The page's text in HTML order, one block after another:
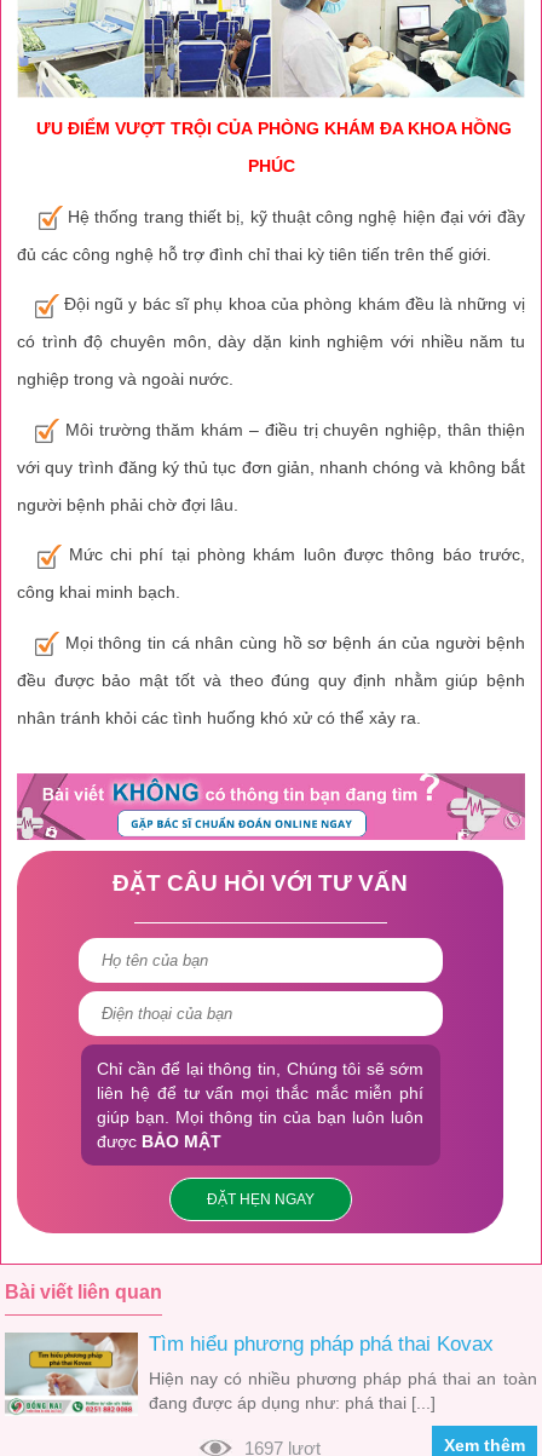
ƯU ĐIỂM VƯỢT TRỘI CỦA PHÒNG KHÁM ĐA KHOA HỒNG
PHÚC
Hệ thống trang thiết bị, kỹ thuật công nghệ hiện đại với đầy
đủ các công nghệ hỗ trợ đình chỉ thai kỳ tiên tiến trên thế giới.
Đội ngũ y bác sĩ phụ khoa của phòng khám đều là những vị
có trình độ chuyên môn, dày dặn kinh nghiệm với nhiều năm tu
nghiệp trong và ngoài nước.
Môi trường thăm khám – điều trị chuyên nghiệp, thân thiện
với quy trình đăng ký thủ tục đơn giản, nhanh chóng và không bắt
người bệnh phải chờ đợi lâu.
Mức chi phí tại phòng khám luôn được thông báo trước,
công khai minh bạch.
Mọi thông tin cá nhân cùng hồ sơ bệnh án của người bệnh
đều được bảo mật tốt và theo đúng quy định nhằm giúp bệnh
nhân tránh khỏi các tình huống khó xử có thể xảy ra.
ĐẶT CÂU HỎI VỚI TƯ VẤN
Chỉ cần để lại thông tin, Chúng tôi sẽ sớm
liên hệ để tư vấn mọi thắc mắc miễn phí
giúp bạn. Mọi thông tin của bạn luôn luôn
được BẢO MẬT
ĐẶT HẸN NGAY
Bài viết liên quan
Tìm hiểu phương pháp phá thai Kovax
Hiện nay có nhiều phương pháp phá thai an toàn
đang được áp dụng như: phá thai [...]
1697 lượt
Xem thêm